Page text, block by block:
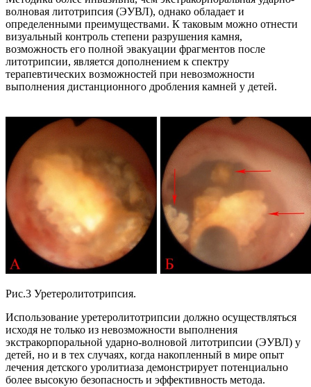
волновая литотрипсия (ЭУВЛ), однако обладает и
определенными преимуществами. К таковым можно отнести
визуальный контроль степени разрушения камня,
возможность его полной эвакуации фрагментов после
литотрипсии, является дополнением к спектру
терапевтических возможностей при невозможности
выполнения дистанционного дробления камней у детей.
Рис.3 Уретеролитотрипсия.
Использование уретеролитотрипсии должно осуществляться
исходя не только из невозможности выполнения
экстракорпоральной ударно-волновой литотрипсии (ЭУВЛ) у
детей, но и в тех случаях, когда накопленный в мире опыт
лечения детского уролитиаза демонстрирует потенциально
более высокую безопасность и эффективность метода.